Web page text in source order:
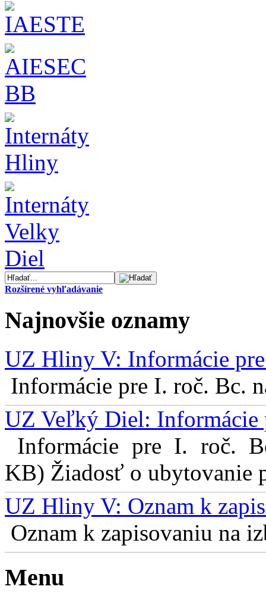
Rozšírené vyhľadávanie
Najnovšie oznamy
UZ Hliny V: Informácie
Informácie pre I. roč. Bc.
UZ Veľký Diel: Informácie
Informácie pre I. roč.
KB) Žiadosť o ubytovanie
UZ Hliny V: Oznam k
Oznam k zapisovaniu na
Menu